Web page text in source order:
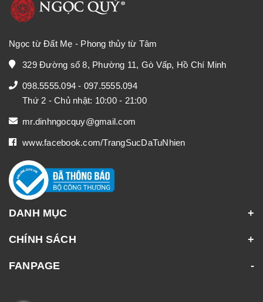
Ngọc từ Đất Mẹ - Phong thủy từ Tâm
329 Đường số 8, Phường 11, Gò Vấp, Hồ Chí Minh
098.5555.094 - 097.5555.094
Thứ 2 - Chủ nhật: 10:00 - 21:00
mr.dinhngocquy@gmail.com
www.facebook.com/TrangSucDaTuNhien
DANH MỤC
CHÍNH SÁCH
FANPAGE